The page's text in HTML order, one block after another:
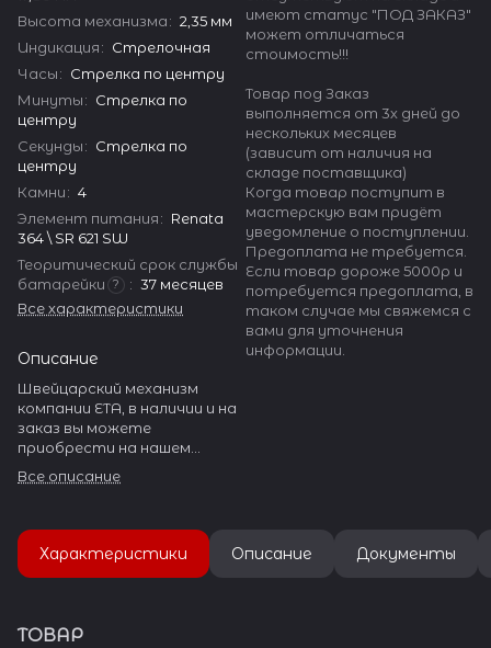
Высота механизма: 2,35 мм
Индикация: Стрелочная
Часы: Стрелка по центру
Минуты: Стрелка по
центру
Секунды: Стрелка по
центру
Камни: 4
Элемент питания: Renata
364 \ SR 621 SW
Теоритический срок службы
батарейки ? : 37 месяцев
Все характеристики
Описание
Швейцарский механизм
компании ETA, в наличии и на
заказ вы можете
приобрести на нашем
огромное количество
Она занимает более 50% в
производстве механизмов
Все описание
имеют статус "ПОД ЗАКАЗ"
может отличаться
стоимость!!!
Товар под Заказ
выполняется от 3х дней до
нескольких месяцев
(зависит от наличия на
складе поставщика)
Когда товар поступит в
мастерскую вам придёт
уведомление о поступлении.
Предоплата не требуется.
Если товар дороже 5000р и
потребуется предоплата, в
таком случае мы свяжемся с
вами для уточнения
информации.
Характеристики Описание Документы
ТОВАР